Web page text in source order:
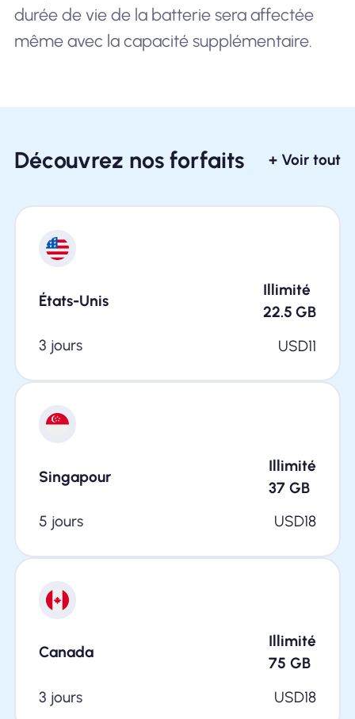
durée de vie de la batterie sera affectée
même avec la capacité supplémentaire.
Découvrez nos forfaits + Voir tout
États-Unis
Illimité
22.5 GB
3 jours
USD11
Singapour
Illimité
37 GB
5 jours
USD18
Canada
Illimité
75 GB
3 jours
USD18